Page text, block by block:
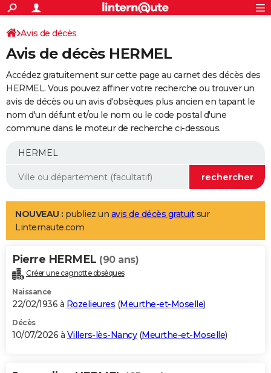
ACTUALITÉS
Politique
Société
Faits Divers
Education
Monde
Villes
+
SPORT
Coupe du monde 2026
Football
Tennis
Cyclisme
Rugby
Forum
Programme TV
TNT
Streaming
Cinéma
Sorties cinéma
Musique
+
FINANCE
Retraite
Epargne
Immobilier
Risques naturels par ville
Banque
Assurance
AUTO
Essais
Réserver un essai
Citadines
Berlines
SUV
Forum auto
+
Mobiles
Meilleur smartphone
Internet
Ordinateurs
Jeux vidéo
Guide high-tech
Aménagement intérieur
LIFESTYLE
Art de vivre
Bien-être
Loisirs
Mode
Modes de vie
Alimentation
Guide de la santé
Maladies
Médicaments
Sommeil
VOYAGE
Destinations
City break
Voyage nature
Voyage de noces
Forum
Climat
+PHOTO
GUIDES D'ACHAT
BONS PLANS
Avis de décès
Avis de décès HERMEL
Accédez gratuitement sur cette page au carnet des décès des
HERMEL. Vous pouvez affiner votre recherche ou trouver un
avis de décès ou un avis d'obsèques plus ancien en tapant le
nom d'un défunt et/ou le nom ou le code postal d'une
commune dans le moteur de recherche ci-dessous.
NOUVEAU : publiez un avis de décès gratuitsur
Linternaute.com
Pierre HERMEL (90 ans)
Créer une cagnotte obsèques
Naissance
22/02/1936 à Rozelieures (Meurthe-et-Moselle)
Décès
10/07/2026 à Villers-lès-Nancy(Meurthe-et-Moselle)